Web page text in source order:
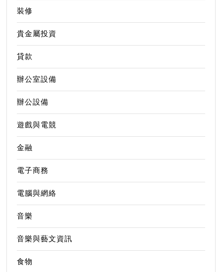
裝修
貴金屬投資
貸款
辦公室設備
辦公設備
遊戲與電競
金融
電子商務
電腦與網絡
音樂
音樂與藝文資訊
食物